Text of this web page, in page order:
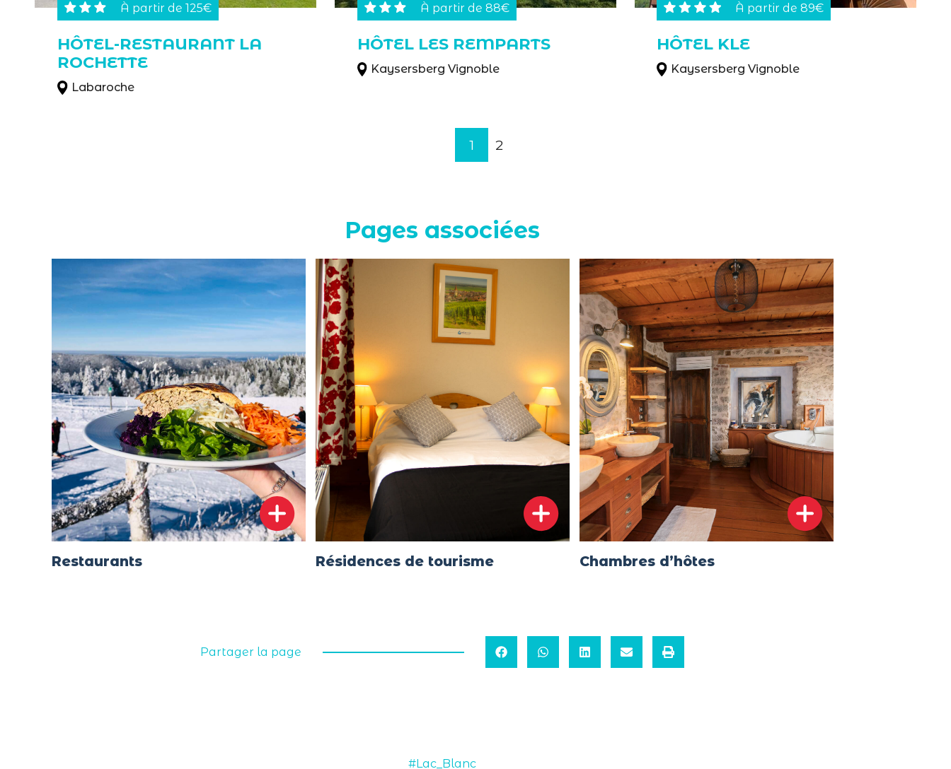
À partir de 125€
HÔTEL-RESTAURANT LA
ROCHETTE
Labaroche
À partir de 88€
HÔTEL LES REMPARTS
Kaysersberg Vignoble
À partir de 89€
HÔTEL KLE
Kaysersberg Vignoble
1 2
Pages associées
Restaurants Résidences de tourisme Chambres d’hôtes
Partager la page
#Lac_Blanc